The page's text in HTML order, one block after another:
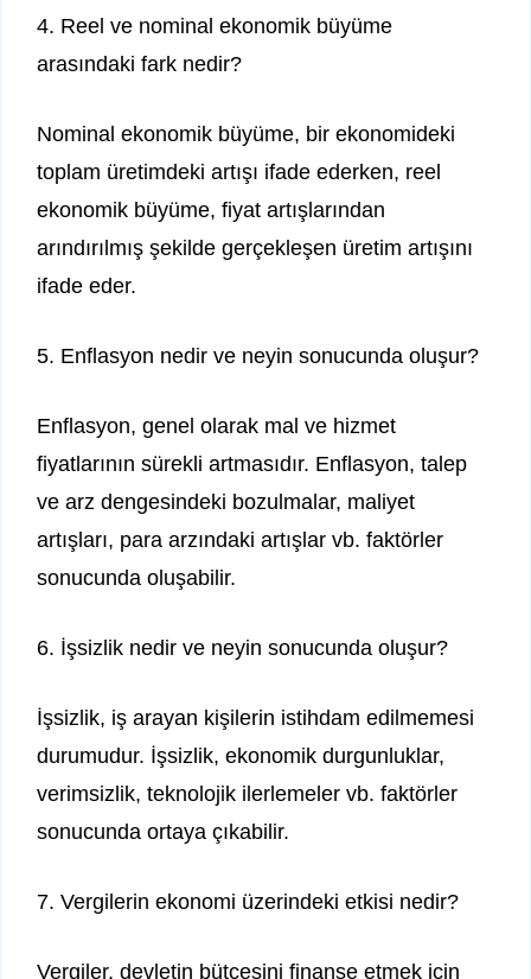
4. Reel ve nominal ekonomik büyüme
arasındaki fark nedir?
Nominal ekonomik büyüme, bir ekonomideki
toplam üretimdeki artışı ifade ederken, reel
ekonomik büyüme, fiyat artışlarından
arındırılmış şekilde gerçekleşen üretim artışını
ifade eder.
5. Enflasyon nedir ve neyin sonucunda oluşur?
Enflasyon, genel olarak mal ve hizmet
fiyatlarının sürekli artmasıdır. Enflasyon, talep
ve arz dengesindeki bozulmalar, maliyet
artışları, para arzındaki artışlar vb. faktörler
sonucunda oluşabilir.
6. İşsizlik nedir ve neyin sonucunda oluşur?
İşsizlik, iş arayan kişilerin istihdam edilmemesi
durumudur. İşsizlik, ekonomik durgunluklar,
verimsizlik, teknolojik ilerlemeler vb. faktörler
sonucunda ortaya çıkabilir.
7. Vergilerin ekonomi üzerindeki etkisi nedir?
Vergiler, devletin bütçesini finanse etmek için